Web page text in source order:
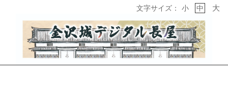
文字サイズ： 小 中 大